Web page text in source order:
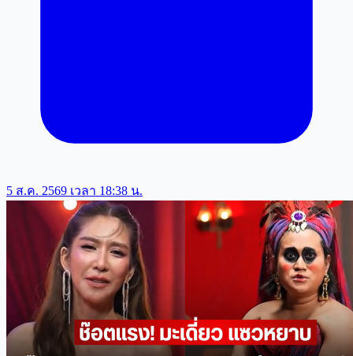
5 ส.ค. 2569 เวลา 18:38 น.